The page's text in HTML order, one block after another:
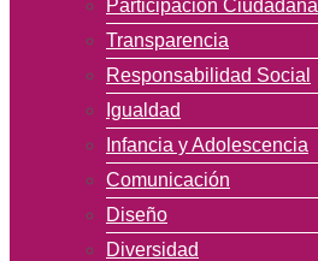
Participación Ciudadana
Transparencia
Responsabilidad Social
Igualdad
Infancia y Adolescencia
Comunicación
Diseño
Diversidad